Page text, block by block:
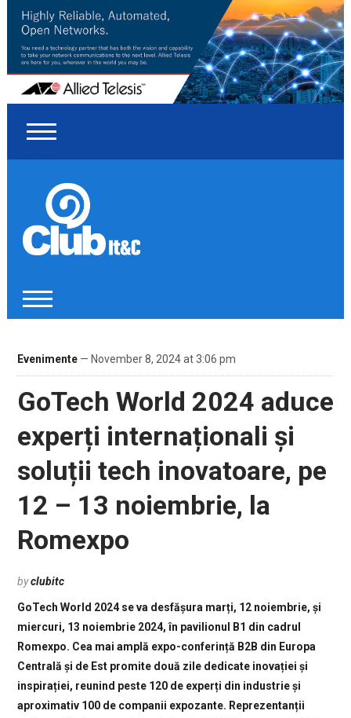
Evenimente— November 8, 2024 at 3:06 pm
GoTech World 2024 aduce
experți internaționali și
soluții tech inovatoare, pe
12 – 13 noiembrie, la
Romexpo
byclubitc
GoTech World 2024 se va desfășura marți, 12 noiembrie, și
miercuri, 13 noiembrie 2024, în pavilionul B1 din cadrul
Romexpo. Cea mai amplă expo-conferință B2B din Europa
Centrală și de Est promite două zile dedicate inovației și
inspirației, reunind peste 120 de experți din industrie și
aproximativ 100 de companii expozante. Reprezentanții